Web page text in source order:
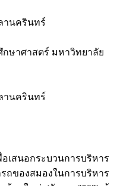
านครินทร์
ษาศาสตร์ มหาวิทยาลัย
านครินทร์
สนอกระบวนการบริหาร
ถของสมองในการบริหาร